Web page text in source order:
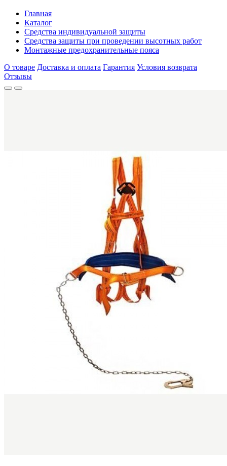
Главная
Каталог
Средства индивидуальной защиты
Средства защиты при проведении высотных работ
Монтажные предохранительные пояса
О товаре Доставка и оплата Гарантия Условия возврата
Отзывы